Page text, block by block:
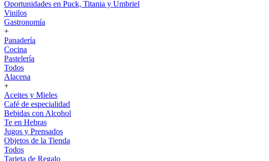
Oportunidades en Puck, Titania y Umbriel
Vinilos
Gastronomía
+
Panadería
Cocina
Pastelería
Todos
Alacena
+
Aceites y Mieles
Café de especialidad
Bebidas con Alcohol
Te en Hebras
Jugos y Prensados
Objetos de la Tienda
Todos
Tarjeta de Regalo